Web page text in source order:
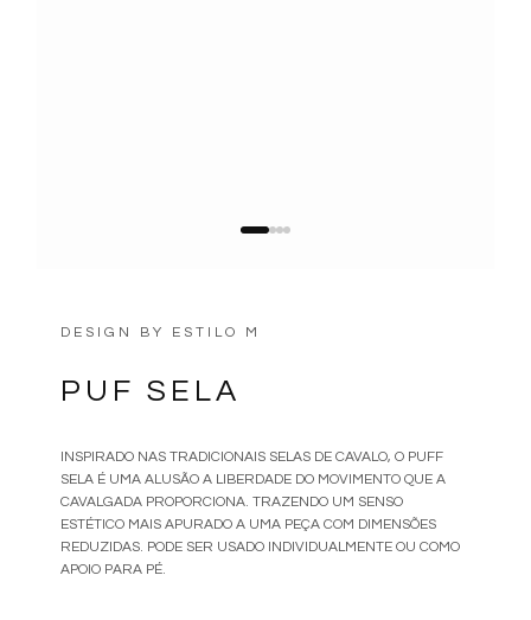
DESIGN BY ESTILO M
PUF SELA
INSPIRADO NAS TRADICIONAIS SELAS DE CAVALO, O PUFF
SELA É UMA ALUSÃO A LIBERDADE DO MOVIMENTO QUE A
CAVALGADA PROPORCIONA. TRAZENDO UM SENSO
ESTÉTICO MAIS APURADO A UMA PEÇA COM DIMENSÕES
REDUZIDAS. PODE SER USADO INDIVIDUALMENTE OU COMO
APOIO PARA PÉ.